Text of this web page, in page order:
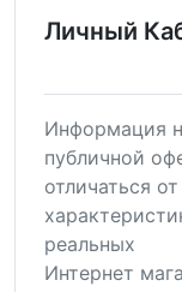
Личный
Информация
публичной
отличаться
реальных
Интернет